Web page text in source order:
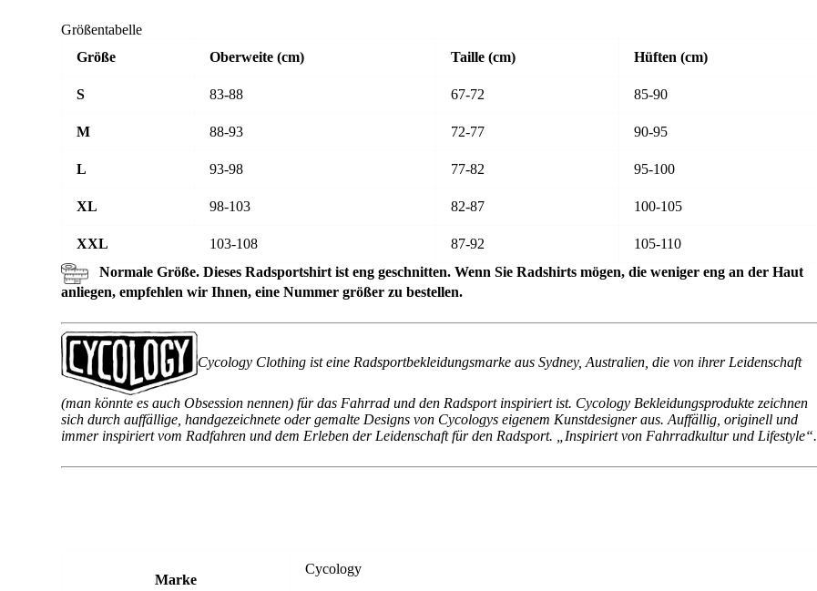
Größentabelle
Größe
Oberweite (cm) Taille (cm) Hüften (cm)
S 83-88 67-72 85-90
M 88-93 72-77 90-95
L 93-98 77-82 95-100
XL 98-103 82-87 100-105
XXL 103-108 87-92
105-110
Normale Größe. Dieses Radsportshirt ist eng geschnitten. Wenn Sie Radshirts mögen, die weniger eng an der Haut
anliegen, empfehlen wir Ihnen, eine Nummer größer zu bestellen.
Cycology Clothing ist eine Radsportbekleidungsmarke aus Sydney, Australien, die von ihrer Leidenschaft
(man könnte es auch Obsession nennen) für das Fahrrad und den Radsport inspiriert ist. Cycology Bekleidungsprodukte zeichnen
sich durch auffällige, handgezeichnete oder gemalte Designs von Cycologys eigenem Kunstdesigner aus. Auffällig, originell und
immer inspiriert vom Radfahren und dem Erleben der Leidenschaft für den Radsport. „Inspiriert von Fahrradkultur und Lifestyle“.
Marke
Cycology